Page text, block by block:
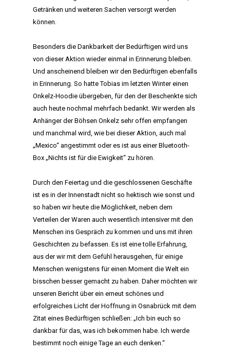
Getränken und weiteren Sachen versorgt werden
können.
Besonders die Dankbarkeit der Bedürftigen wird uns
von dieser Aktion wieder einmal in Erinnerung bleiben.
Und anscheinend bleiben wir den Bedürftigen ebenfalls
in Erinnerung. So hatte Tobias im letzten Winter einen
Onkelz-Hoodie übergeben, für den der Beschenkte sich
auch heute nochmal mehrfach bedankt. Wir werden als
Anhänger der Böhsen Onkelz sehr offen empfangen
und manchmal wird, wie bei dieser Aktion, auch mal
„Mexico“ angestimmt oder es ist aus einer Bluetooth-
Box „Nichts ist für die Ewigkeit“ zu hören.
Durch den Feiertag und die geschlossenen Geschäfte
ist es in der Innenstadt nicht so hektisch wie sonst und
so haben wir heute die Möglichkeit, neben dem
Verteilen der Waren auch wesentlich intensiver mit den
Menschen ins Gespräch zu kommen und uns mit ihren
Geschichten zu befassen. Es ist eine tolle Erfahrung,
aus der wir mit dem Gefühl herausgehen, für einige
Menschen wenigstens für einen Moment die Welt ein
bisschen besser gemacht zu haben. Daher möchten wir
unseren Bericht über ein erneut schönes und
erfolgreiches Licht der Hoffnung in Osnabrück mit dem
Zitat eines Bedürftigen schließen: „Ich bin euch so
dankbar für das, was ich bekommen habe. Ich werde
bestimmt noch einige Tage an euch denken.“